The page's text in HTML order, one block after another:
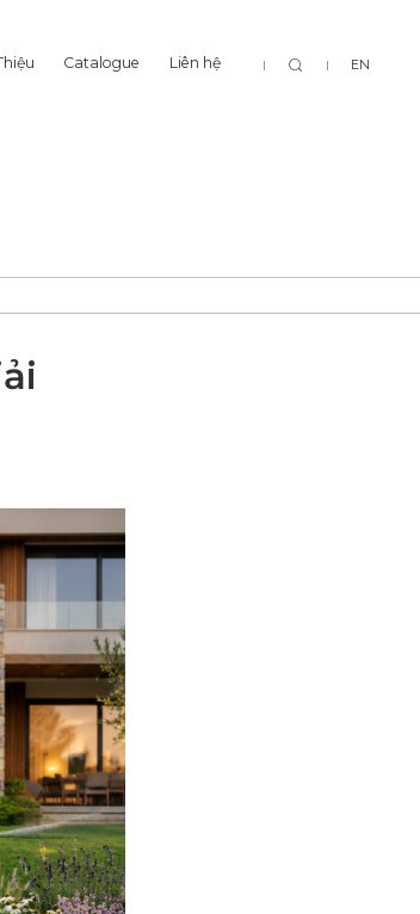
Catalogue Liên hệ EN